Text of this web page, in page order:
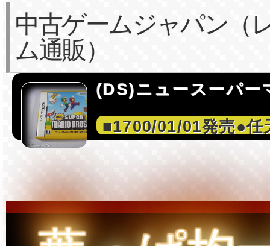
中古ゲームジャパン（
ム通販）
(DS)ニュースーパー
■1700/01/01発売●任